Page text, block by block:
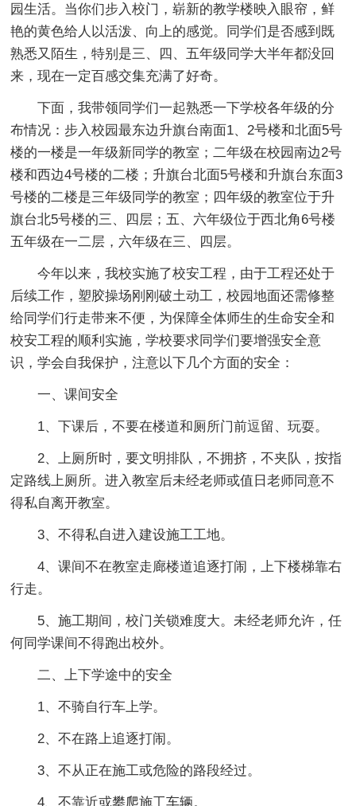
园生活。当你们步入校门，崭新的教学楼映入眼帘，鲜
艳的黄色给人以活泼、向上的感觉。同学们是否感到既
熟悉又陌生，特别是三、四、五年级同学大半年都没回
来，现在一定百感交集充满了好奇。
下面，我带领同学们一起熟悉一下学校各年级的分
布情况：步入校园最东边升旗台南面1、2号楼和北面5号
楼的一楼是一年级新同学的教室；二年级在校园南边2号
楼和西边4号楼的二楼；升旗台北面5号楼和升旗台东面3
号楼的二楼是三年级同学的教室；四年级的教室位于升
旗台北5号楼的三、四层；五、六年级位于西北角6号楼
五年级在一二层，六年级在三、四层。
今年以来，我校实施了校安工程，由于工程还处于
后续工作，塑胶操场刚刚破土动工，校园地面还需修整
给同学们行走带来不便，为保障全体师生的生命安全和
校安工程的顺利实施，学校要求同学们要增强安全意
识，学会自我保护，注意以下几个方面的安全：
一、课间安全
1、下课后，不要在楼道和厕所门前逗留、玩耍。
2、上厕所时，要文明排队，不拥挤，不夹队，按指
定路线上厕所。进入教室后未经老师或值日老师同意不
得私自离开教室。
3、不得私自进入建设施工工地。
4、课间不在教室走廊楼道追逐打闹，上下楼梯靠右
行走。
5、施工期间，校门关锁难度大。未经老师允许，任
何同学课间不得跑出校外。
二、上下学途中的安全
1、不骑自行车上学。
2、不在路上追逐打闹。
3、不从正在施工或危险的路段经过。
4、不靠近或攀爬施工车辆。